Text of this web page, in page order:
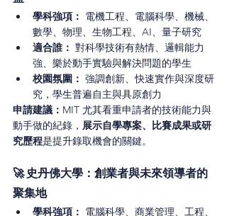
學科強項： 電機工程、電腦科學、機械、
數學、物理、生物工程、AI、量子研究
適合誰： 對科學技術有熱情、邏輯能力
強、樂於動手實驗與解決問題的學生
校園氛圍： 強調創新、快速實作與深度研
究，學生普遍自主與具原創力
申請建議： MIT 尤其看重申請者的技術能力與
動手做的紀錄， 展示自學專案、比賽成果或研
究歷程是提升錄取機會的關鍵。
🚀 史丹佛大學：創業者與未來領導者的
聚集地
學科強項： 電腦科學、商業管理、工程、